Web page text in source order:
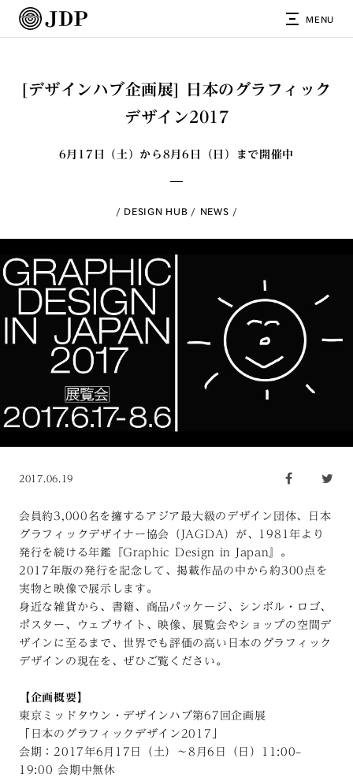
MENU
[デザインハブ企画展] 日本のグラフィック
デザイン2017
6月17日（土）から8月6日（日）まで開催中
DESIGN HUB NEWS
2017.06.19
会員約3,000名を擁するアジア最大級のデザイン団体、日本
グラフィックデザイナー協会（JAGDA）が、1981年より
発行を続ける年鑑『Graphic Design in Japan』。
2017年版の発行を記念して、掲載作品の中から約300点を
実物と映像で展示します。
身近な雑貨から、書籍、商品パッケージ、シンボル・ロゴ、
ポスター、ウェブサイト、映像、展覧会やショップの空間デ
ザインに至るまで、世界でも評価の高い日本のグラフィック
デザインの現在を、ぜひご覧ください。
【企画概要】
東京ミッドタウン・デザインハブ第67回企画展
「日本のグラフィックデザイン2017」
会期：2017年6月17日（土）〜8月6日（日）11:00–
19:00 会期中無休